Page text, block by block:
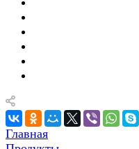
Главная